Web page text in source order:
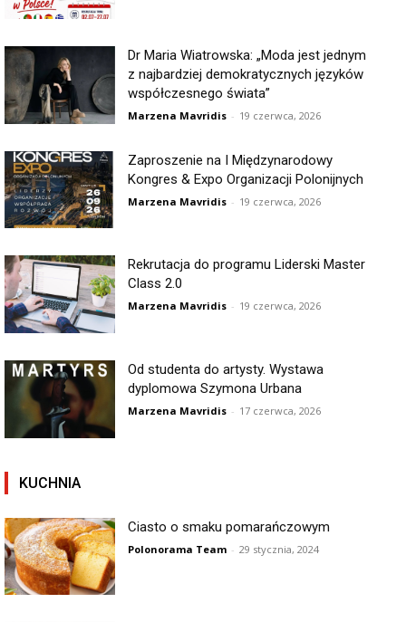
Dr Maria Wiatrowska: „Moda jest jednym
z najbardziej demokratycznych języków
współczesnego świata”
Marzena Mavridis - 19 czerwca, 2026
Zaproszenie na I Międzynarodowy
Kongres & Expo Organizacji Polonijnych
Marzena Mavridis - 19 czerwca, 2026
Rekrutacja do programu Liderski Master
Class 2.0
Marzena Mavridis - 19 czerwca, 2026
Od studenta do artysty. Wystawa
dyplomowa Szymona Urbana
Marzena Mavridis - 17 czerwca, 2026
KUCHNIA
Ciasto o smaku pomarańczowym
Polonorama Team - 29 stycznia, 2024